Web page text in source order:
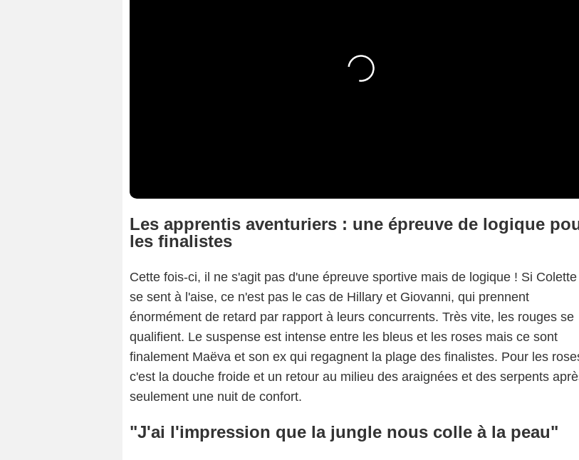
Les apprentis aventuriers : une épreuve de logique
les finalistes
Cette fois-ci, il ne s'agit pas d'une épreuve sportive mais de logique ! Si Colette
se sent à l'aise, ce n'est pas le cas de Hillary et Giovanni, qui prennent
énormément de retard par rapport à leurs concurrents. Très vite, les rouges se
qualifient. Le suspense est intense entre les bleus et les roses mais ce sont
finalement Maëva et son ex qui regagnent la plage des finalistes. Pour les
c'est la douche froide et un retour au milieu des araignées et des serpents
seulement une nuit de confort.
"J'ai l'impression que la jungle nous colle à la peau"